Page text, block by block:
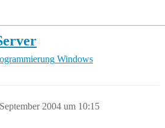
Windows
2004 um 10:15